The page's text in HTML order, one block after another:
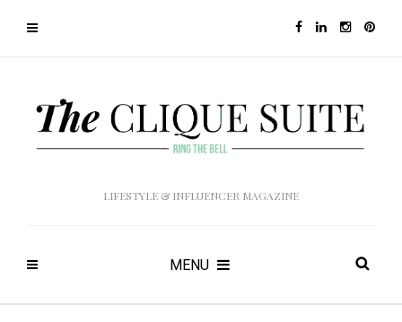
LIFESTYLE & INFLUENCER MAGAZINE
MENU